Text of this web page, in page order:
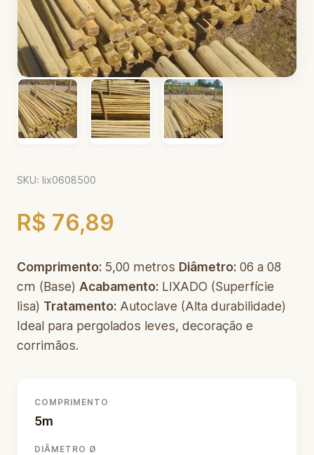
SKU: lix0608500
R$ 76,89
Comprimento: 5,00 metros Diâmetro: 06 a 08
cm (Base) Acabamento: LIXADO (Superfície
lisa) Tratamento: Autoclave (Alta durabilidade)
Ideal para pergolados leves, decoração e
corrimãos.
COMPRIMENTO
5m
DIÂMETRO Ø